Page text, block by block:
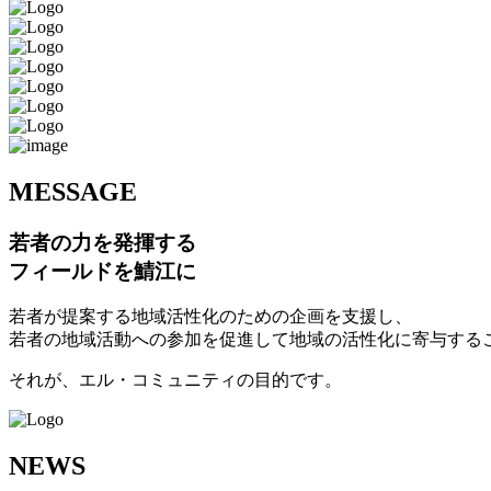
MESSAGE
若者の力を発揮する
フィールドを鯖江に
若者が提案する地域活性化のための企画を支援し、
若者の地域活動への参加を促進して地域の活性化に寄与する
それが、エル・コミュニティの目的です。
NEWS